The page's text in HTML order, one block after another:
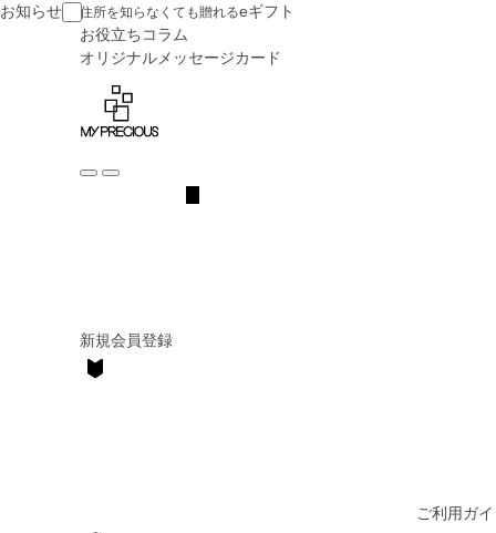
住所を知らなくても贈れるeギフト
お役立ちコラム
オリジナル メッセージカード
新規会員登録
ご利用ガ
お知らせ